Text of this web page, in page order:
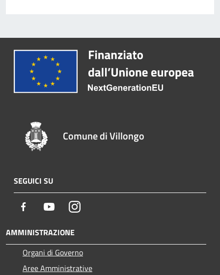
Comune di Villongo
SEGUICI SU
Facebook YoutubeInstagram
AMMINISTRAZIONE
Organi di Governo
Aree Amministrative